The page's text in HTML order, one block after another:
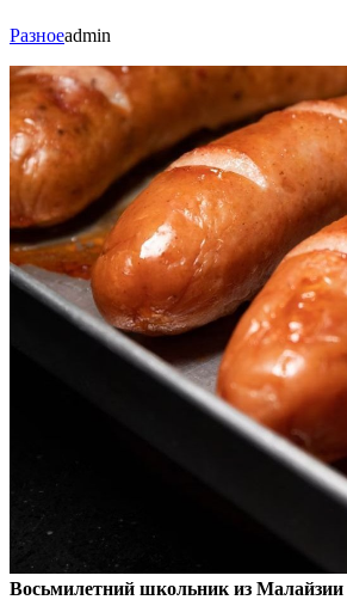
Разноеadmin
Восьмилетний школьник из Малайзии